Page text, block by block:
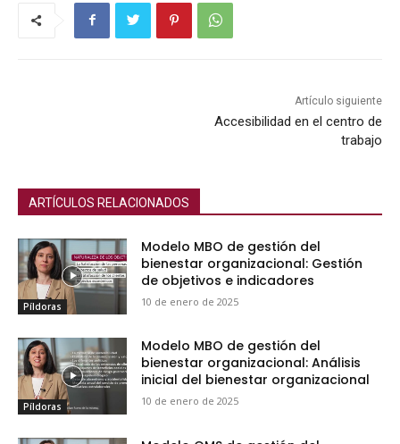
Artículo siguiente
Accesibilidad en el centro de
trabajo
ARTÍCULOS RELACIONADOS
Píldoras
Modelo MBO de gestión del
bienestar organizacional: Gestión
de objetivos e indicadores
10 de enero de 2025
Píldoras
Modelo MBO de gestión del
bienestar organizacional: Análisis
inicial del bienestar organizacional
10 de enero de 2025